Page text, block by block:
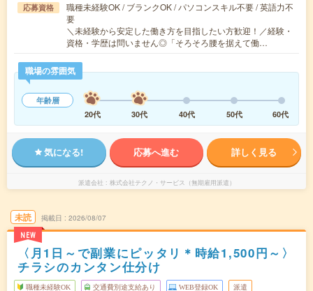
応募資格
職種未経験OK / ブランクOK / パソコンスキル不要 / 英語力不
要
＼未経験から安定した働き方を目指したい方歓迎！／経験・
資格・学歴は問いません◎「そろそろ腰を据えて働…
職場の雰囲気
年齢層
20代
30代 40代 50代 60代
気になる! 応募へ進む 詳しく見る
派遣会社 株式会社テクノ・サービス（無期雇用派遣）
未読
NEW
掲載日 2026/08/07
〈月1日～で副業にピッタリ＊時給1,500円～〉
チラシのカンタン仕分け
職種未経験OK 交通費別途支給あり WEB登録OK 派遣